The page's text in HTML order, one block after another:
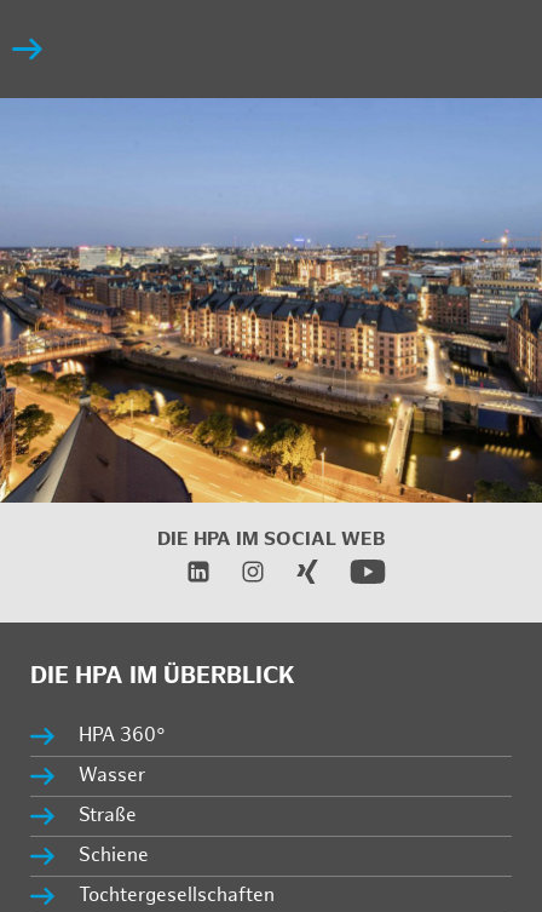
DIE HPA IM SOCIAL WEB
DIE HPA IM ÜBERBLICK
HPA 360°
Wasser
Straße
Schiene
Tochtergesellschaften